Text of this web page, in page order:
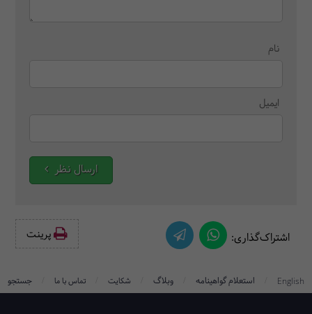
نام
ایمیل
ارسال نظر
اشتراک‌گذاری: پرینت‌
English استعلام گواهینامه وبلاگ شکایت تماس با ما جستجو